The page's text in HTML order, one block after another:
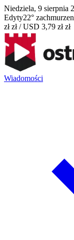
Niedziela, 9 sierpnia
Edyty22°
zł zł / USD 3,79 zł zł
Wiadomości